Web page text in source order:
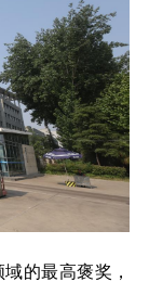
的最高褒奖 ，